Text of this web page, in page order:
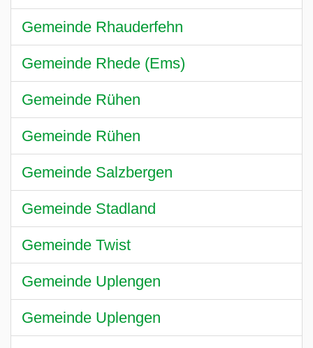
Gemeinde Rhauderfehn
Gemeinde Rhede (Ems)
Gemeinde Rühen
Gemeinde Rühen
Gemeinde Salzbergen
Gemeinde Stadland
Gemeinde Twist
Gemeinde Uplengen
Gemeinde Uplengen